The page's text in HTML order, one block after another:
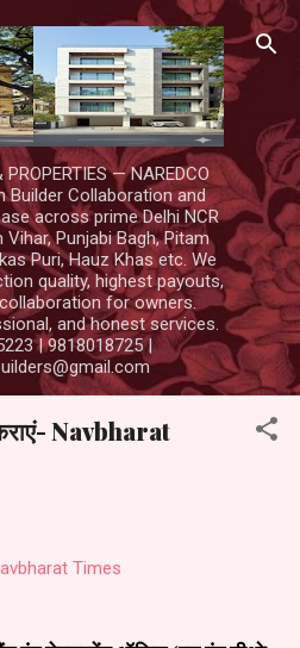
main content
PROPERTIES — NAREDCO
Builder Collaboration and
across prime Delhi NCR
Punjabi Bagh, Pitam
Puri, Hauz Khas etc. We
quality, highest payouts,
for owners.
and honest services.
| 9818018725 |
कराएं- Navbharat
Times